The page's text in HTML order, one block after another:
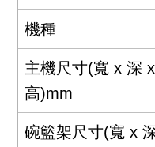
機種
主機尺寸(寬 x 深 x
高)mm
碗籃架尺寸(寬 x